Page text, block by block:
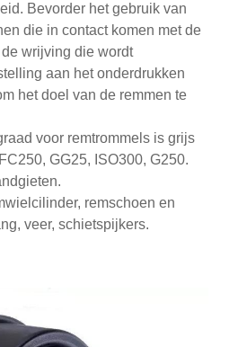
Bevorder het gebruik van
die in contact komen met de
wrijving die wordt
aan het onderdrukken
het doel van de remmen te
voor remtrommels is grijs
GG25, ISO300, G250.
remschoen en
veer, schietspijkers.